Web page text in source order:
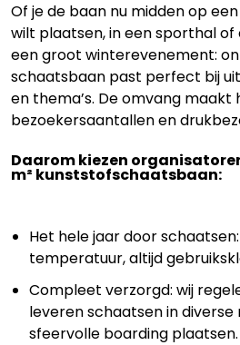
Of je de baan nu midden op
wilt plaatsen, in een sporthal
een groot winterevenement:
schaatsbaan past perfect bij
en thema’s. De omvang
bezoekersaantallen en
Daarom kiezen
m² kunststofschaatsbaan:
Het hele jaar door
temperatuur, altijd
Compleet verzorgd: wij
leveren schaatsen in
sfeervolle boarding plaatsen.